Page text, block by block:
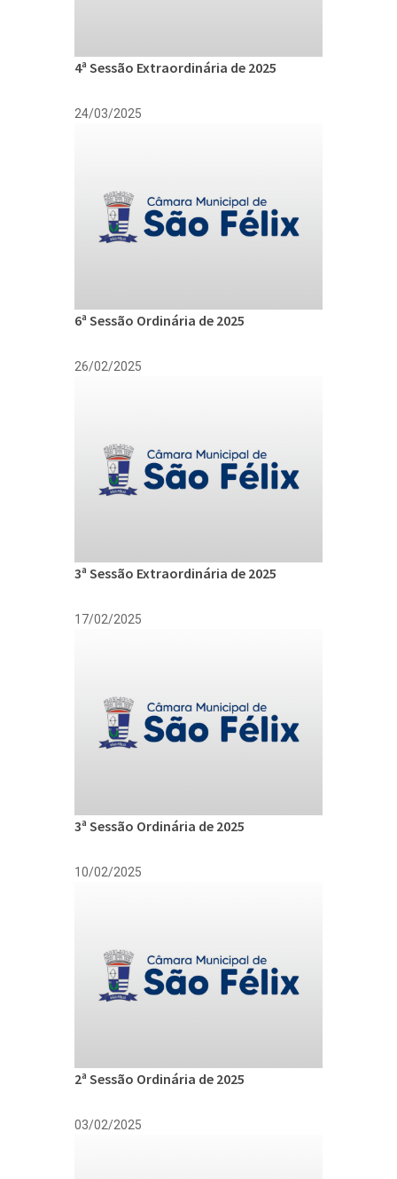
4ª Sessão Extraordinária de 2025
24/03/2025
6ª Sessão Ordinária de 2025
26/02/2025
3ª Sessão Extraordinária de 2025
17/02/2025
3ª Sessão Ordinária de 2025
10/02/2025
2ª Sessão Ordinária de 2025
03/02/2025